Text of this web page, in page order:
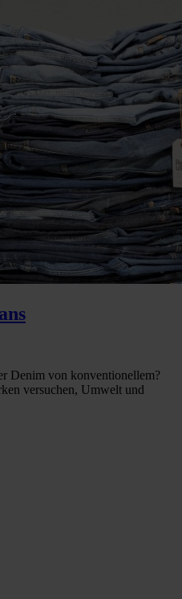
Denim von konventionellem?
versuchen, Umwelt und